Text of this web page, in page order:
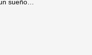
sueño…